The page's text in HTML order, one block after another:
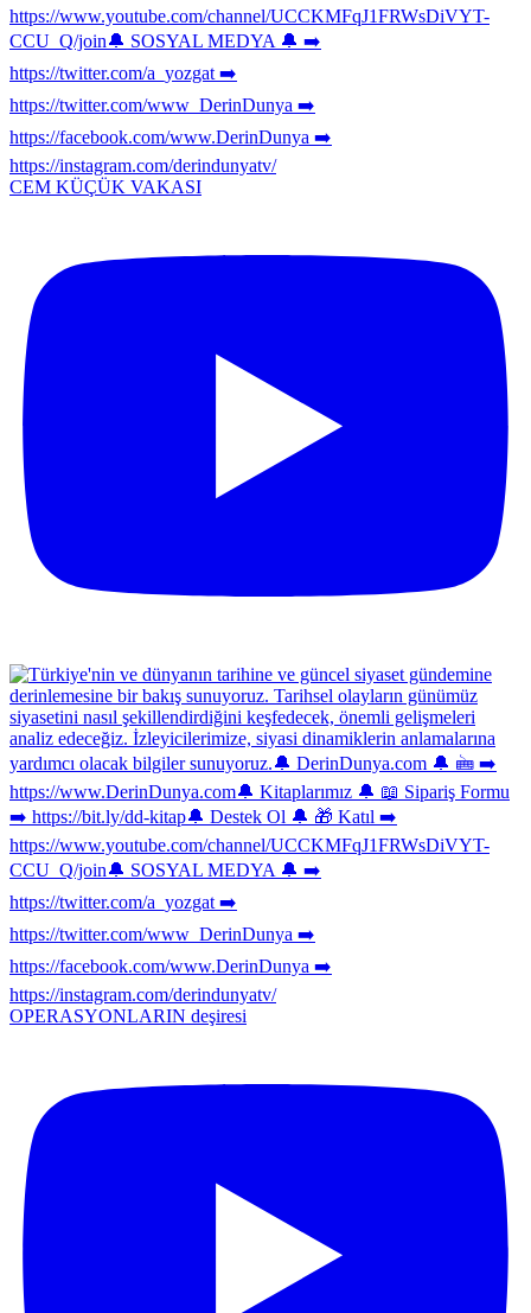
CEM KÜÇÜK VAKASI
OPERASYONLARIN deşiresi